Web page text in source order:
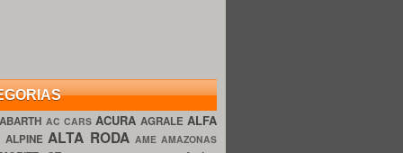
ABARTH AC CARS ACURA AGRALE ALFA
ALPINEALTA RODA AME AMAZONAS